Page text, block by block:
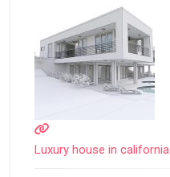
Luxury house in california